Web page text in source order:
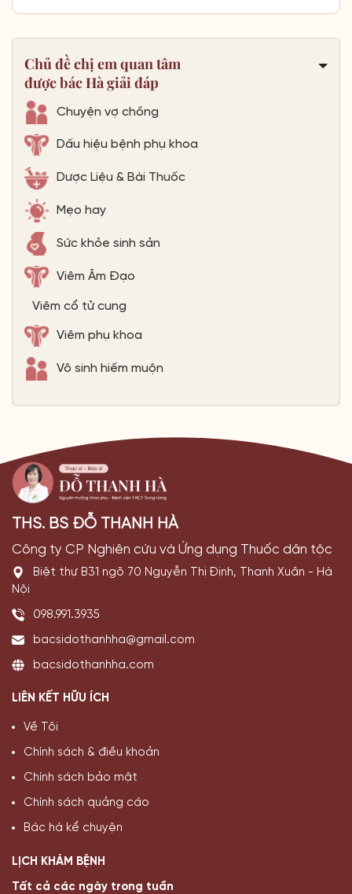
Chủ đề chị em quan tâm
được bác Hà giải đáp
Chuyện vợ chồng
Dấu hiệu bệnh phụ khoa
Dược Liệu & Bài Thuốc
Mẹo hay
Sức khỏe sinh sản
Viêm Âm Đạo
Viêm cổ tử cung
Viêm phụ khoa
Vô sinh hiếm muộn
THS. BS ĐỖ THANH HÀ
Công ty CP Nghiên cứu và Ứng dụng Thuốc dân tộc
Biệt thự B31 ngõ 70 Nguyễn Thị Định, Thanh Xuân - Hà
Nội
098.991.3935
bacsidothanhha@gmail.com
bacsidothanhha.com
LIÊN KẾT HỮU ÍCH
Về Tôi
Chính sách & điều khoản
Chính sách bảo mật
Chính sách quảng cáo
Bác hà kể chuyện
LỊCH KHÁM BỆNH
Tất cả các ngày trong tuần